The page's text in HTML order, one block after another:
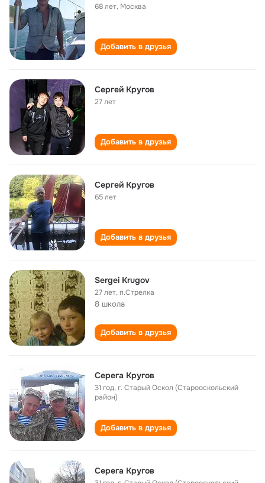
68 лет, Москва
Добавить в друзья
Сергей Кругов
27 лет
Добавить в друзья
Сергей Кругов
65 лет
Добавить в друзья
Sergei Krugov
27 лет,п.Стрелка
8 школа
Добавить в друзья
Серега Кругов
31 год,г. Старый Оскол (Старооскольский
район)
Добавить в друзья
Серега Кругов